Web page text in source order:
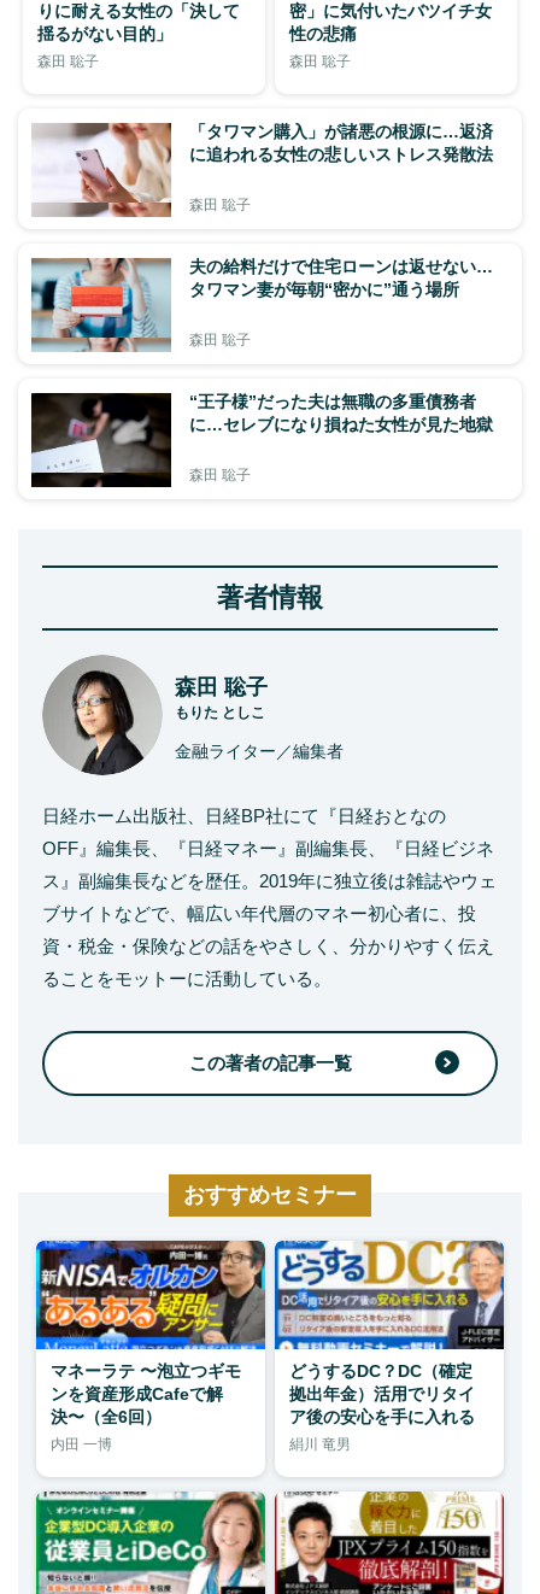
りに耐える女性の「決して
揺るがない目的」
森田 聡子
密」に気付いたバツイチ女
性の悲痛
森田 聡子
「タワマン購入」が諸悪の根源に…返済
に追われる女性の悲しいストレス発散法
森田 聡子
夫の給料だけで住宅ローンは返せない…
タワマン妻が毎朝“密かに”通う場所
森田 聡子
“王子様”だった夫は無職の多重債務者
に…セレブになり損ねた女性が見た地獄
森田 聡子
著者情報
森田 聡子
もりた としこ
金融ライター／編集者
日経ホーム出版社、日経BP社にて『日経おとなの
OFF』編集長、『日経マネー』副編集長、『日経ビジネ
ス』副編集長などを歴任。2019年に独立後は雑誌やウェ
ブサイトなどで、幅広い年代層のマネー初心者に、投
資・税金・保険などの話をやさしく、分かりやすく伝え
ることをモットーに活動している。
この著者の記事一覧
おすすめセミナー
マネーラテ 〜泡立つギモ
ンを資産形成Cafeで解
決〜（全6回）
内田 一博
どうするDC？DC（確定
拠出年金）活用でリタイ
ア後の安心を手に入れる
絹川 竜男